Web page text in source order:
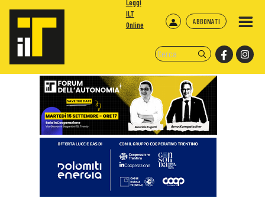
ABBONATI
Leggi
ILT
Online